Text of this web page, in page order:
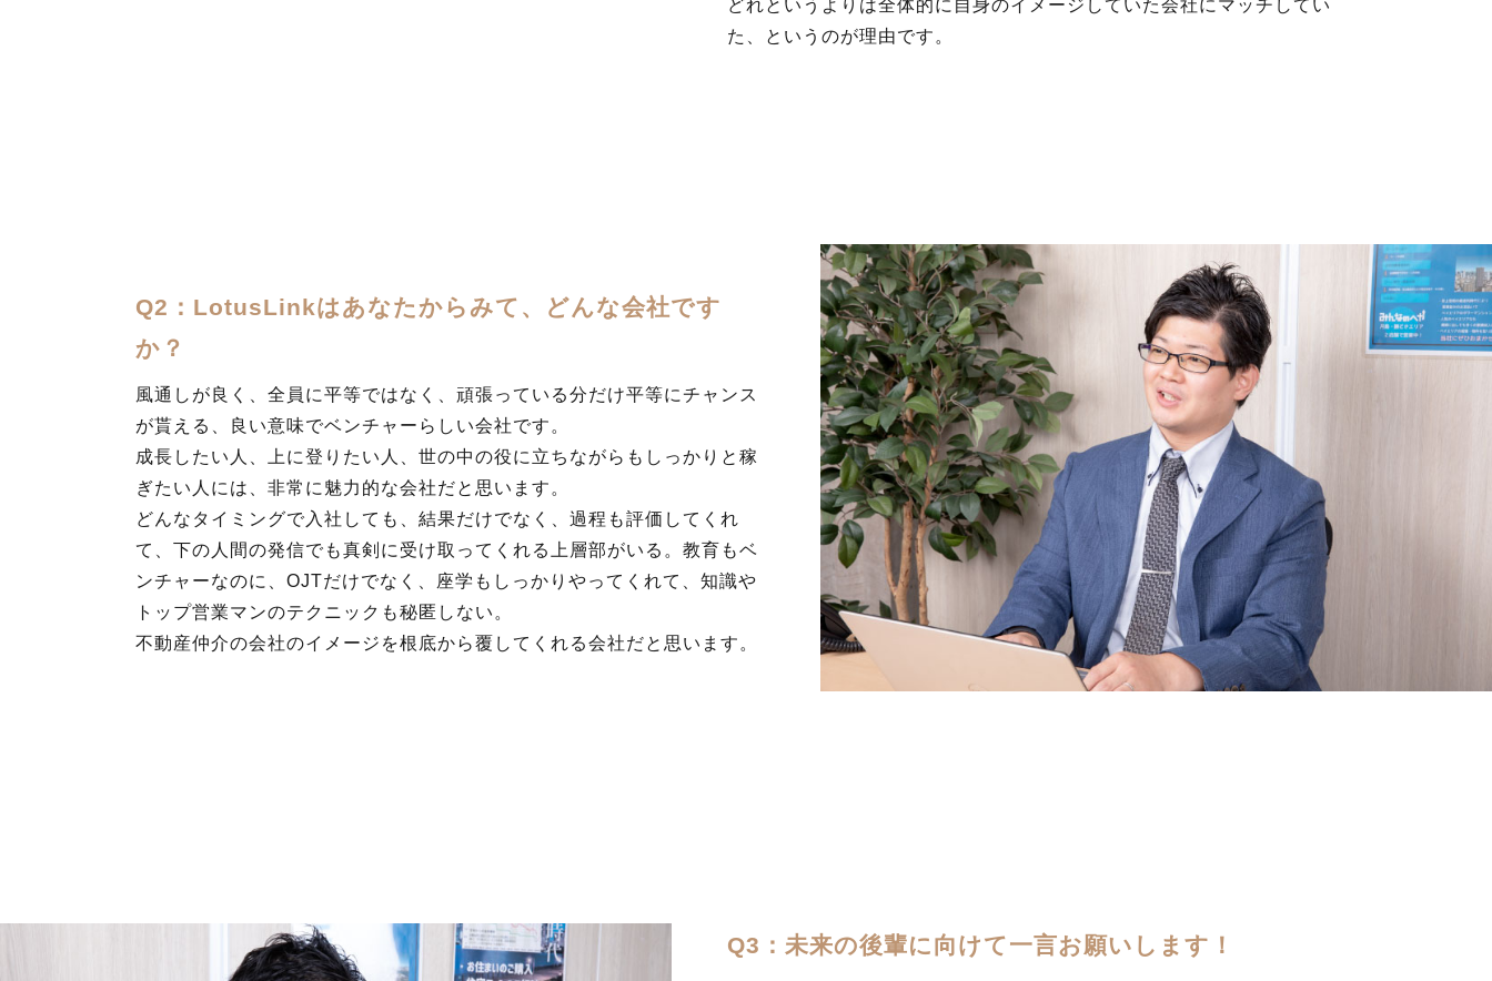
どれというよりは全体的に自身のイメージしていた会社にマッチしてい
た、というのが理由です。
Q2：LotusLinkはあなたからみて、どんな会社です
か？
風通しが良く、全員に平等ではなく、頑張っている分だけ平等にチャンス
が貰える、良い意味でベンチャーらしい会社です。
成長したい人、上に登りたい人、世の中の役に立ちながらもしっかりと稼
ぎたい人には、非常に魅力的な会社だと思います。
どんなタイミングで入社しても、結果だけでなく、過程も評価してくれ
て、下の人間の発信でも真剣に受け取ってくれる上層部がいる。教育もベ
ンチャーなのに、OJTだけでなく、座学もしっかりやってくれて、知識や
トップ営業マンのテクニックも秘匿しない。
不動産仲介の会社のイメージを根底から覆してくれる会社だと思います。
Q3：未来の後輩に向けて一言お願いします！